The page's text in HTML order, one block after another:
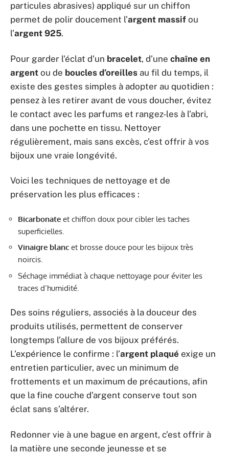
particules abrasives) appliqué sur un chiffon
permet de polir doucement l’argent massif ou
l’argent 925.
Pour garder l’éclat d’un bracelet, d’une chaîne en
argent ou de boucles d’oreilles au fil du temps, il
existe des gestes simples à adopter au quotidien :
pensez à les retirer avant de vous doucher, évitez
le contact avec les parfums et rangez-les à l’abri,
dans une pochette en tissu. Nettoyer
régulièrement, mais sans excès, c’est offrir à vos
bijoux une vraie longévité.
Voici les techniques de nettoyage et de
préservation les plus efficaces :
Bicarbonate et chiffon doux pour cibler les taches
superficielles.
Vinaigre blanc et brosse douce pour les bijoux très
noircis.
Séchage immédiat à chaque nettoyage pour éviter les
traces d’humidité.
Des soins réguliers, associés à la douceur des
produits utilisés, permettent de conserver
longtemps l’allure de vos bijoux préférés.
L’expérience le confirme : l’argent plaqué exige un
entretien particulier, avec un minimum de
frottements et un maximum de précautions, afin
que la fine couche d’argent conserve tout son
éclat sans s’altérer.
Redonner vie à une bague en argent, c’est offrir à
la matière une seconde jeunesse et se